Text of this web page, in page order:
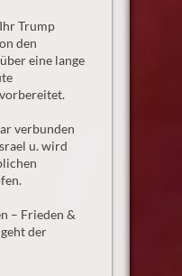
Trump
den
eine lange
verbunden
u. wird
– Frieden &
der